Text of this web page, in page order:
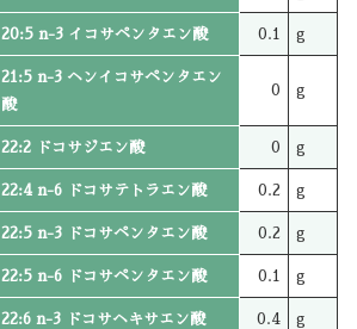
20:5 n-3 イコサペンタエン酸 0.1 g
21:5 n-3 ヘンイコサペンタエン
酸
0 g
22:2 ドコサジエン酸 0 g
22:4 n-6 ドコサテトラエン酸 0.2 g
22:5 n-3 ドコサペンタエン酸 0.2 g
22:5 n-6 ドコサペンタエン酸 0.1 g
22:6 n-3 ドコサヘキサエン酸 0.4 g